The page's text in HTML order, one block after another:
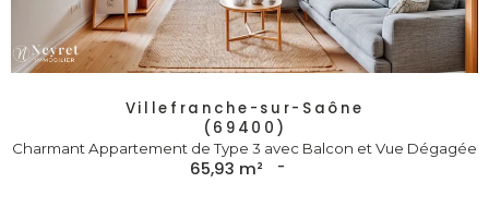
Villefranche-sur-Saône
(69400)
Charmant Appartement de Type 3 avec Balcon et Vue Dégagée
65,93 m² -